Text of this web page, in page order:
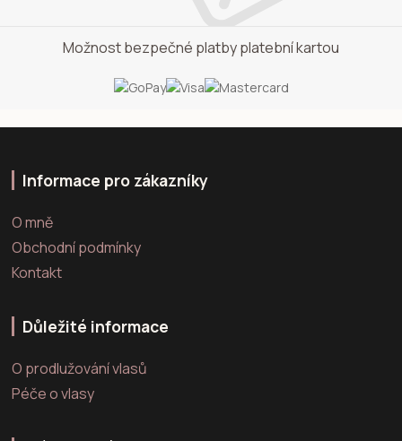
Možnost bezpečné platby platební kartou
Informace pro zákazníky
O mně
Obchodní podmínky
Kontakt
Důležité informace
O prodlužování vlasů
Péče o vlasy